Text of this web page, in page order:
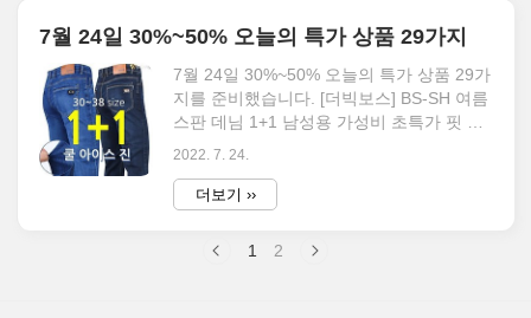
들도 따로 준비되어 있으니 5090 카테고리
에서 확인 바랍니다. 오늘의 특가 14가지 무
료배송 [기획특가] 몽베스트 탄산수탄산음
료 모음, 레몬 500mLx40병 43% 37,200원
20,900원 4.5 (321) [한정수량 초특가] [템
(2,09..
7월 24일 30%~50% 오늘의 특가 상품 29가지
7월 24일 30%~50% 오늘의 특가 상품 29가
지를 준비했습니다. [더빅보스] BS-SH 여름
스판 데님 1+1 남성용 가성비 초특가 핏 대
박 30~38인치 외에 더 다양한 할인 제품들
가] [템포크] 옛날 대패삼겹살(오겹살+삼겹
살) 혼합형 1kg 1팩 등 30% 할인부터 50%
이하 상품만 준비되어 있으며, 50% 이상 할
2022. 7. 24.
더보기 ››
1 2